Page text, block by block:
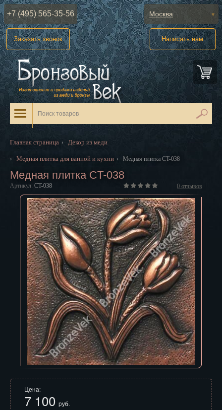
+7 (495) 565-35-56 Москва
Абакан
Анадырь
Архангельск
Астрахань
Великий Новгород
Владивосток
Владикавказ
Владимир
Волгоград
Вологда
Воронеж
Горно-Алтайск
Заказать звонок Написать нам
Главная страница › Декор из меди
› Медная плитка для ванной и кухни › Медная плитка CT-038
Медная плитка CT-038
Артикул: CT-038 0 отзывов
Цена:
7 100 руб.